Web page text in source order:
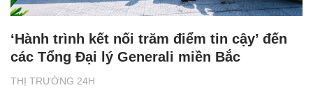
THỊ TRƯỜNG 24H
‘Hành trình kết nối trăm điểm tin cậy’ đến
các Tổng Đại lý Generali miền Bắc